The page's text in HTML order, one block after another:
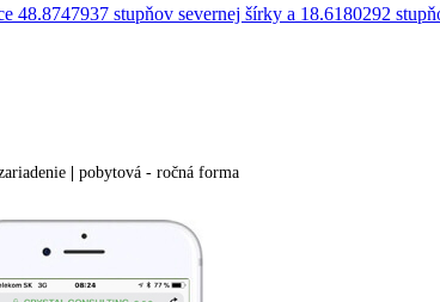
| pobytová - ročná forma